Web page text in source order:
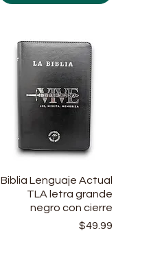
Vista rápida
Biblia Lenguaje Actual
TLA letra grande
negro con cierre
Precio
$49.99